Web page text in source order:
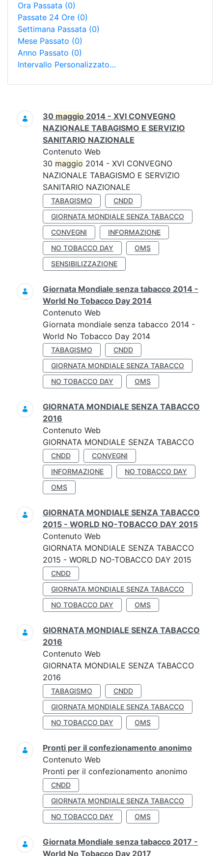
Ora Passata (0)
Passate 24 Ore (0)
Settimana Passata (0)
Mese Passato (0)
Anno Passato (0)
Intervallo Personalizzato…
Ricerca
30 maggio 2014 - XVI CONVEGNO
NAZIONALE TABAGISMO E SERVIZIO
SANITARIO NAZIONALE
Contenuto Web
30 maggio 2014 - XVI CONVEGNO
NAZIONALE TABAGISMO E SERVIZIO
SANITARIO NAZIONALE
TABAGISMO
CNDD
GIORNATA MONDIALE SENZA TABACCO
CONVEGNI
INFORMAZIONE
NO TOBACCO DAY
OMS
SENSIBILIZZAZIONE
Giornata Mondiale senza tabacco 2014 -
World No Tobacco Day 2014
Contenuto Web
Giornata mondiale senza tabacco 2014 -
World No Tobacco Day 2014
TABAGISMO
CNDD
GIORNATA MONDIALE SENZA TABACCO
NO TOBACCO DAY
OMS
GIORNATA MONDIALE SENZA TABACCO
2016
Contenuto Web
GIORNATA MONDIALE SENZA TABACCO
CNDD
CONVEGNI
INFORMAZIONE
NO TOBACCO DAY
OMS
GIORNATA MONDIALE SENZA TABACCO
2015 - WORLD NO-TOBACCO DAY 2015
Contenuto Web
GIORNATA MONDIALE SENZA TABACCO
2015 - WORLD NO-TOBACCO DAY 2015
CNDD
GIORNATA MONDIALE SENZA TABACCO
NO TOBACCO DAY
OMS
GIORNATA MONDIALE SENZA TABACCO
2016
Contenuto Web
GIORNATA MONDIALE SENZA TABACCO
2016
TABAGISMO
CNDD
GIORNATA MONDIALE SENZA TABACCO
NO TOBACCO DAY
OMS
Pronti per il confezionamento anonimo
Contenuto Web
Pronti per il confezionamento anonimo
CNDD
GIORNATA MONDIALE SENZA TABACCO
NO TOBACCO DAY
OMS
Giornata Mondiale senza tabacco 2017 -
World No Tobacco Day 2017